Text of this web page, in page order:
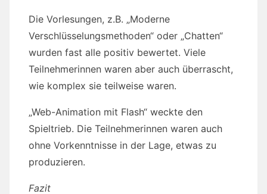
Die Vorlesungen, z.B. „Moderne
Verschlüsselungsmethoden“ oder „Chatten“
wurden fast alle positiv bewertet. Viele
Teilnehmerinnen waren aber auch überrascht,
wie komplex sie teilweise waren.
„Web-Animation mit Flash“ weckte den
Spieltrieb. Die Teilnehmerinnen waren auch
ohne Vorkenntnisse in der Lage, etwas zu
produzieren.
Fazit